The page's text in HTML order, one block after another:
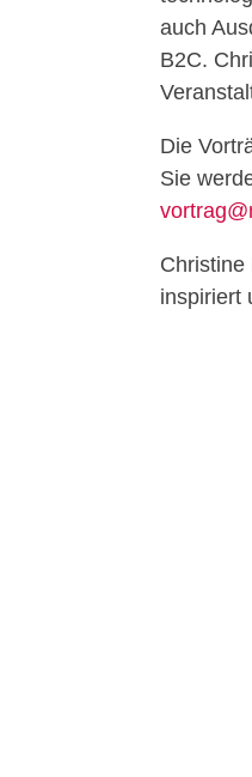
auch
B2C.
Die
Sie
Christine
inspiriert